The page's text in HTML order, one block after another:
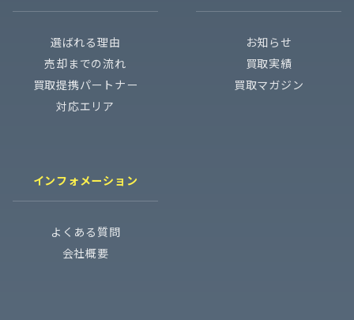
選ばれる理由
売却までの流れ
買取提携パートナー
対応エリア
お知らせ
買取実績
買取マガジン
インフォメーション
よくある質問
会社概要